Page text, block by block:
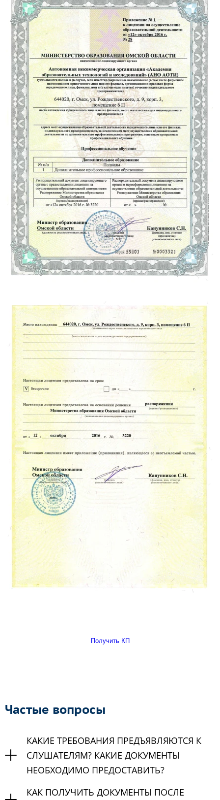
Получить КП
Частые вопросы
КАКИЕ ТРЕБОВАНИЯ ПРЕДЪЯВЛЯЮТСЯ К
СЛУШАТЕЛЯМ? КАКИЕ ДОКУМЕНТЫ
НЕОБХОДИМО ПРЕДОСТАВИТЬ?
КАК ПОЛУЧИТЬ ДОКУМЕНТЫ ПОСЛЕ